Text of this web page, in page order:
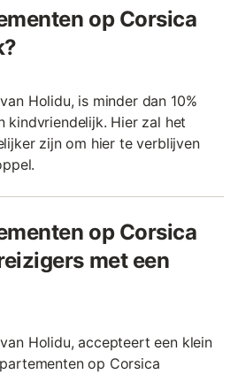
op Corsica
Holidu, is minder dan 10%
kindvriendelijk. Hier zal het
zijn om hier te verblijven
op Corsica
met een
Holidu, accepteert een klein
op Corsica